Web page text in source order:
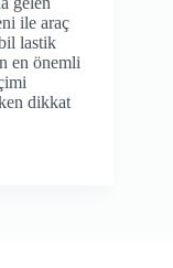
ile araç
lastik
en önemli
dikkat